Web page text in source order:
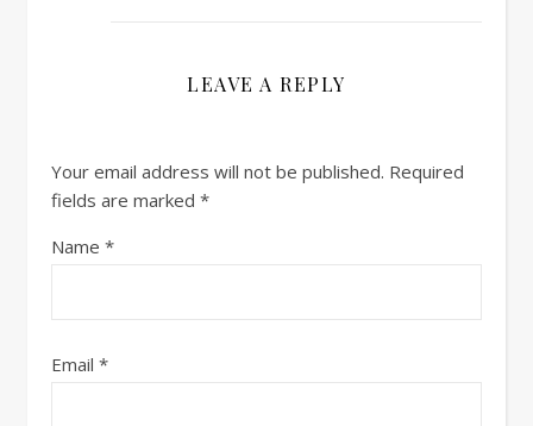
LEAVE A REPLY
Your email address will not be published. Required
fields are marked *
Name *
Email *